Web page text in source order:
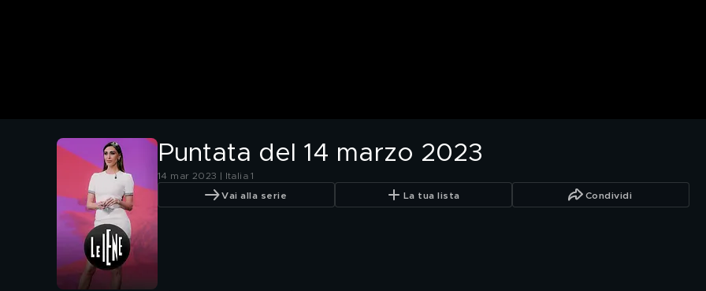
Puntata del 14 marzo 2023
14 mar 2023 | Italia 1
Vai alla serie La tua lista Condividi